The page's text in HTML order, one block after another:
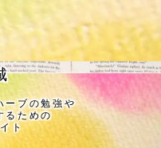
基材 プチ辞典ク
ーブの勉強や
るための
ト